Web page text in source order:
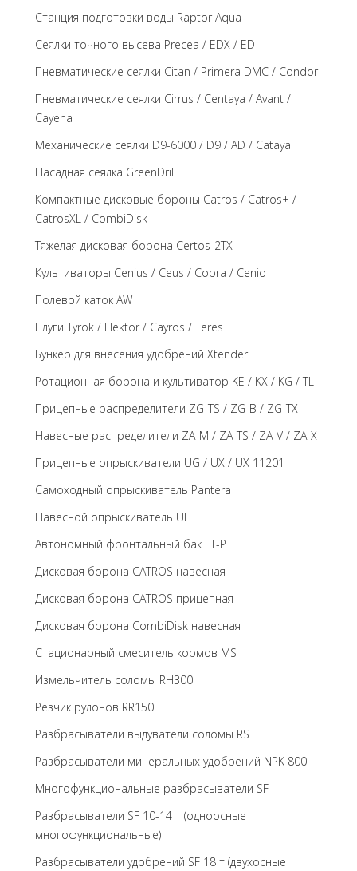
Станция подготовки воды Raptor Aqua
Сеялки точного высева Precea / EDX / ED
Пневматические сеялки Citan / Primera DMC / Condor
Пневматические сеялки Cirrus / Centaya / Avant /
Cayena
Механические сеялки D9-6000 / D9 / AD / Cataya
Насадная сеялка GreenDrill
Компактные дисковые бороны Catros / Catros+ /
CatrosXL / CombiDisk
Тяжелая дисковая борона Certos-2TX
Культиваторы Cenius / Ceus / Cobra / Cenio
Полевой каток AW
Плуги Tyrok / Hektor / Cayros / Teres
Бункер для внесения удобрений Xtender
Ротационная борона и культиватор KE / KX / KG / TL
Прицепные распределители ZG-TS / ZG-B / ZG-TX
Навесные распределители ZA-M / ZA-TS / ZA-V / ZA-X
Прицепные опрыскиватели UG / UX / UX 11201
Самоходный опрыскиватель Pantera
Навесной опрыскиватель UF
Автономный фронтальный бак FT-P
Дисковая борона CATROS навесная
Дисковая борона CATROS прицепная
Дисковая борона CombiDisk навесная
Стационарный смеситель кормов MS
Измельчитель соломы RH300
Резчик рулонов RR150
Разбрасыватели выдуватели соломы RS
Разбрасыватели минеральных удобрений NPK 800
Многофункциональные разбрасыватели SF
Разбрасыватели SF 10-14 т (одноосные
многофункциональные)
Разбрасыватели удобрений SF 18 т (двухосные